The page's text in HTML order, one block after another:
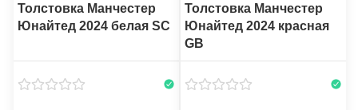
Толстовка Манчестер
Юнайтед 2024 белая SC
Толстовка Манчестер
Юнайтед 2024 красная
GB